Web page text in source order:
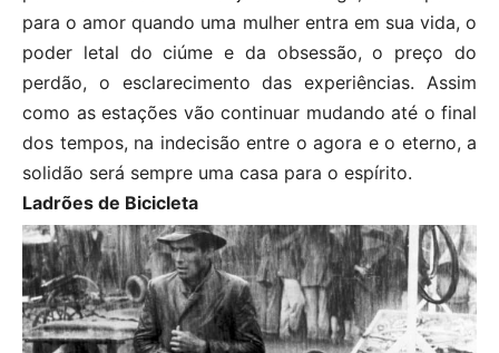
para o amor quando uma mulher entra em sua vida, o
poder letal do ciúme e da obsessão, o preço do
perdão, o esclarecimento das experiências. Assim
como as estações vão continuar mudando até o final
dos tempos, na indecisão entre o agora e o eterno, a
solidão será sempre uma casa para o espírito.
Ladrões de Bicicleta